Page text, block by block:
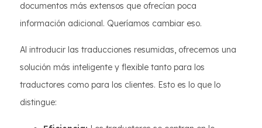
documentos más extensos que ofrecían poca
información adicional. Queríamos cambiar eso.
Al introducir las traducciones resumidas, ofrecemos una
solución más inteligente y flexible tanto para los
traductores como para los clientes. Esto es lo que lo
distingue: